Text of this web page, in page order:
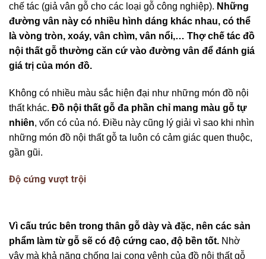
chế tác (giả vân gỗ cho các loại gỗ công nghiệp). Những
đường vân này có nhiều hình dáng khác nhau, có thể
là vòng tròn, xoáy, vân chìm, vân nổi,… Thợ chế tác đồ
nội thất gỗ thường căn cứ vào đường vân để đánh giá
giá trị của món đồ.
Không có nhiều màu sắc hiện đại như những món đồ nội
thất khác. Đồ nội thất gỗ đa phần chỉ mang màu gỗ tự
nhiên, vốn có của nó. Điều này cũng lý giải vì sao khi nhìn
những món đồ nội thất gỗ ta luôn có cảm giác quen thuộc,
gần gũi.
Độ cứng vượt trội
Vì cấu trúc bên trong thân gỗ dày và đặc, nên các sản
phẩm làm từ gỗ sẽ có độ cứng cao, độ bền tốt. Nhờ
vậy mà khả năng chống lại cong vênh của đồ nội thất gỗ